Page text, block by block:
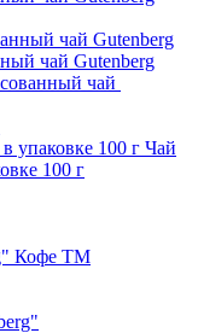
чай Gutenberg
чай
Чай
100 г
Кофе ТМ